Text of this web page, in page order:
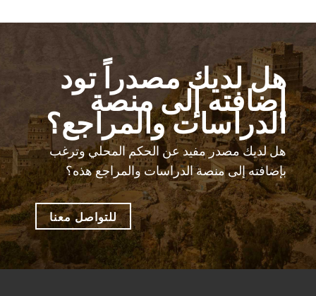
هل لديك مصدراً تود
إضافته إلى منصة
الدراسات والمراجع؟
هل لديك مصدر مفيد عن الحكم المحلي وترغب
بإضافته إلى منصة الدراسات والمراجع هذه؟
للتواصل معنا